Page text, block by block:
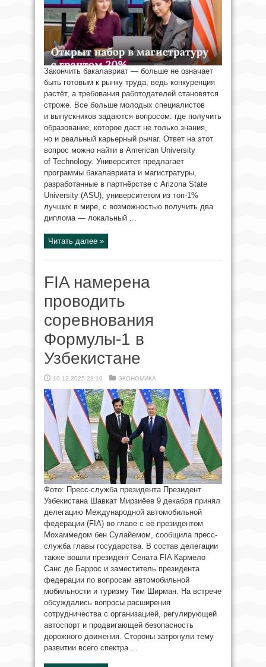
Закончить бакалавриат — больше не означает
быть готовым к рынку труда, ведь конкуренция
растёт, а требования работодателей становятся
строже. Все больше молодых специалистов
и выпускников задаются вопросом: где получить
образование, которое даст не только знания,
но и реальный карьерный рычаг. Ответ на этот
вопрос можно найти в American University
of Technology. Университет предлагает
программы бакалавриата и магистратуры,
разработанные в партнёрстве с Arizona State
University (ASU), университетом из топ-1%
лучших в мире, с возможностью получить два
диплома — локальный ...
Читать далее »
FIA намерена
проводить
соревнования
Формулы-1 в
Узбекистане
10.12.2025 23:10 ЭКОНОМИКА
Фото: Пресс-служба президента Президент
Узбекистана Шавкат Мирзиёев 9 декабря принял
делегацию Международной автомобильной
федерации (FIA) во главе с её президентом
Мохаммедом бен Сулайемом, сообщила пресс-
служба главы государства. В состав делегации
также вошли президент Сената FIA Кармело
Санс де Баррос и заместитель президента
федерации по вопросам автомобильной
мобильности и туризму Тим Ширман. На встрече
обсуждались вопросы расширения
сотрудничества с организацией, регулирующей
автоспорт и продвигающей безопасность
дорожного движения. Стороны затронули тему
развитии всего спектра ...